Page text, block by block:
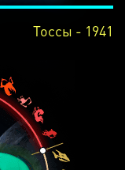
Тоссы - 1941